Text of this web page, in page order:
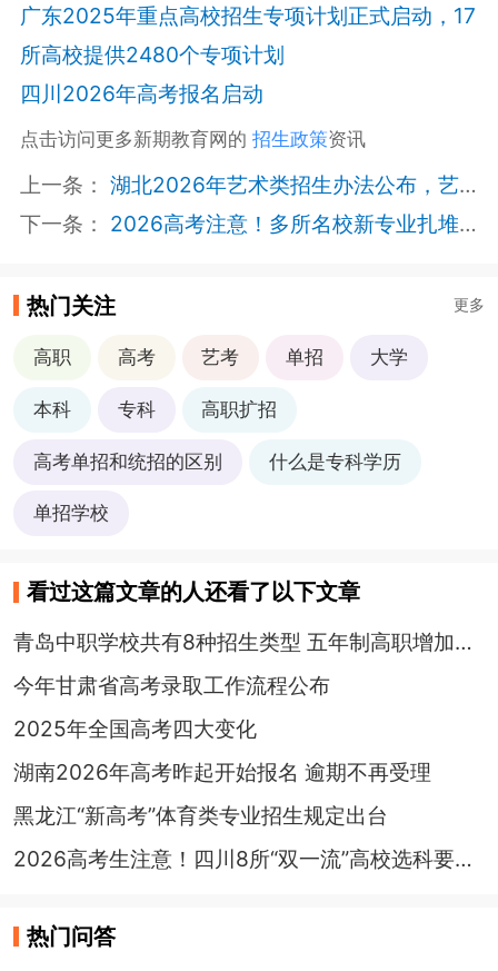
广东2025年重点高校招生专项计划正式启动，17
所高校提供2480个专项计划
四川2026年高考报名启动
点击访问更多新期教育网的 招生政策资讯
上一条： 湖北2026年艺术类招生办法公布，艺考生请关注志愿填报与投档规则
下一条： 2026高考注意！多所名校新专业扎堆上新，选专业必看！
热门关注 更多
高职 高考 艺考 单招 大学
本科 专科 高职扩招
高考单招和统招的区别 什么是专科学历
单招学校
看过这篇文章的人还看了以下文章
青岛中职学校共有8种招生类型 五年制高职增加2000余个招生计划
今年甘肃省高考录取工作流程公布
2025年全国高考四大变化
湖南2026年高考昨起开始报名 逾期不再受理
黑龙江“新高考”体育类专业招生规定出台
2026高考生注意！四川8所“双一流”高校选科要求来了
热门问答